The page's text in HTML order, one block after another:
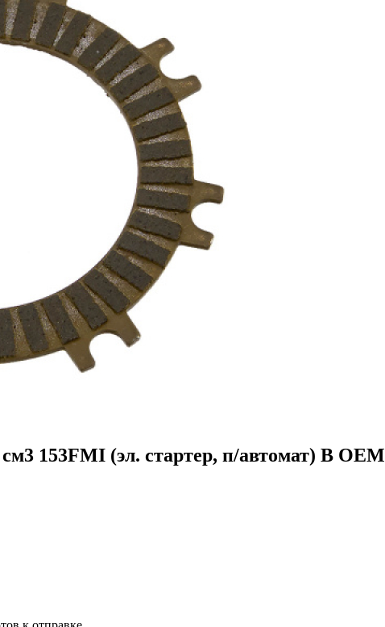
153FMI (эл. стартер, п/автомат) B OEM